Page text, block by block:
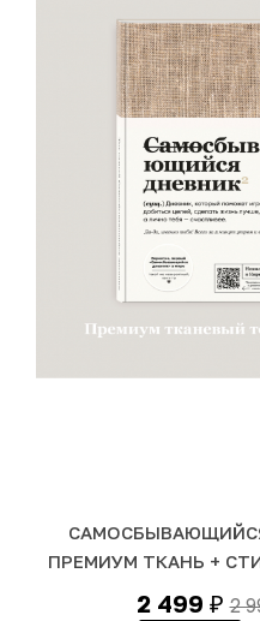
ПРЕМИУМ ТКАНЬ +
2 499 ₽ 2